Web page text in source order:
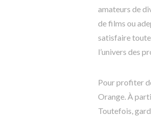
amateurs de
de films ou
satisfaire
l’univers des
Pour profiter
Orange. À
Toutefois,